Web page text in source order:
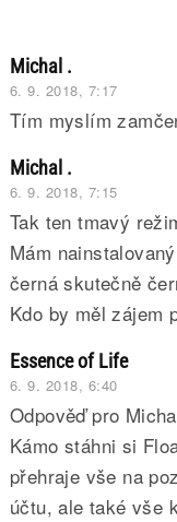
Michal .
6. 9. 2018, 7:17
Tím myslím
Michal .
6. 9. 2018, 7:15
Tak ten tmavý
Mám
černá skutečně
Kdo by měl zájem
Essence of Life
6. 9. 2018, 6:40
Odpověď pro
Kámo stáhni si
přehraje vše na
účtu, ale také vše